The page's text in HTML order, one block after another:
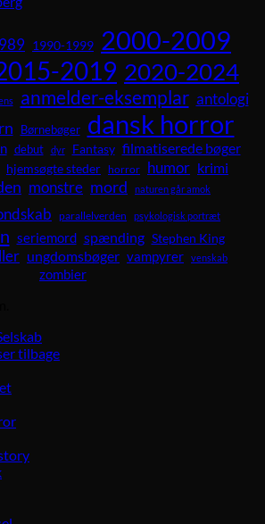
1990-1999 2000-2009
2019 2020-2024
anmelder-eksemplar antologi
Børnebøger dansk horror
debut dyr Fantasy filmatiserede bøger
hjemsøgte steder horror humor krimi
monstre mord naturen går amok
parallelverden psykologisk portræt
seriemord spænding Stephen King
ungdomsbøger vampyrer venskab
zombier
tilbage